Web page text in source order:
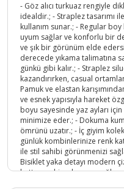
- Göz alıcı turkuaz rengiyle
idealdir.; - Straplez tasarımı
kullanım sunar.; - Regular
uyum sağlar ve konforlu bir
ve şık bir görünüm elde
derecede yıkama talimatına
günkü gibi kalır.; - Straplez
kazandırırken, casual
Pamuk ve elastan
ve esnek yapısıyla hareket
boyu sayesinde yaz ayları
minimize eder.; - Dokuma
ömrünü uzatır.; - İç giyim
günlük kombinlerinize renk
ile stil sahibi görünmenizi
Bisiklet yaka detayı modern
hattına sahip olmanızı